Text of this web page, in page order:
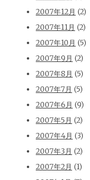
2007年12月 (2)
2007年11月 (2)
2007年10月 (5)
2007年9月 (2)
2007年8月 (5)
2007年7月 (5)
2007年6月 (9)
2007年5月 (2)
2007年4月 (3)
2007年3月 (2)
2007年2月 (1)